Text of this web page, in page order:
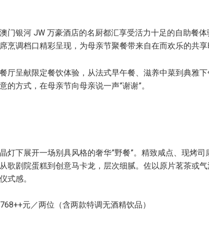
门银河 JW 万豪酒店的名厨都汇享受活力十足的自助餐
烹调档口精彩呈现，为母亲节聚餐带来自在而欢乐的共享
厅呈献限定餐饮体验，从法式早午餐、滋养中菜到典雅下
方式，在母亲节向母亲说一声”谢谢”。
灯下展开一场别具风格的奢华”野餐”。精致咸点、现烤司
歌剧院蛋糕到创意马卡龙，层次细腻。佐以原片茗茶或
式感。
元／两位（含两款特调无酒精饮品）